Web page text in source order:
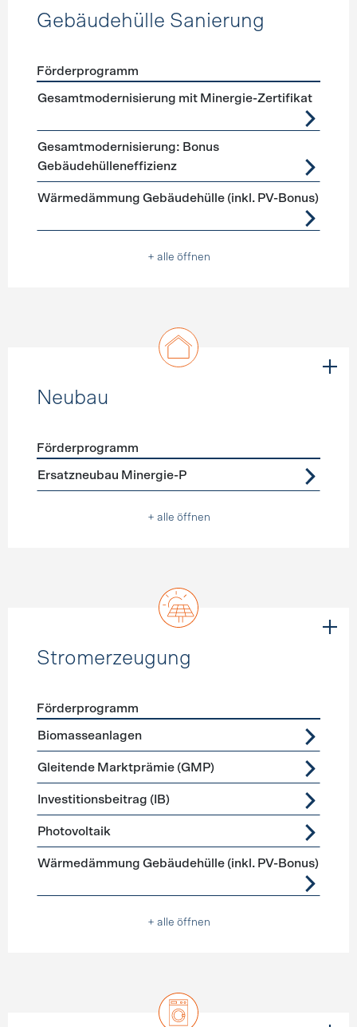
Gebäudehülle Sanierung
Förderprogramme Gebäudehülle Sanierung
Förderprogramm
Gesamtmodernisierung mit Minergie-Zertifikat
Gesamtmodernisierung: Bonus
Gebäudehülleneffizienz
Wärmedämmung Gebäudehülle (inkl. PV-Bonus)
+ alle öffnen
Neubau
Förderprogramme Neubau
Förderprogramm
Ersatzneubau Minergie-P
+ alle öffnen
Stromerzeugung
Förderprogramme
Förderprogramm
Biomasseanlagen
Gleitende Marktprämie (GMP)
Investitionsbeitrag (IB)
Photovoltaik
Wärmedämmung Gebäudehülle (inkl. PV-Bonus)
+ alle öffnen